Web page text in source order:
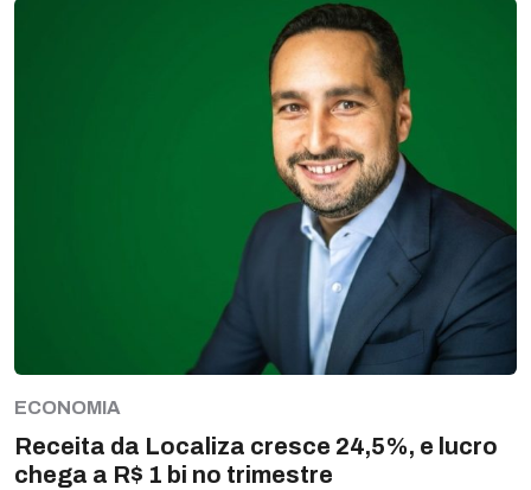
ECONOMIA
Receita da Localiza cresce 24,5%, e lucro
chega a R$ 1 bi no trimestre